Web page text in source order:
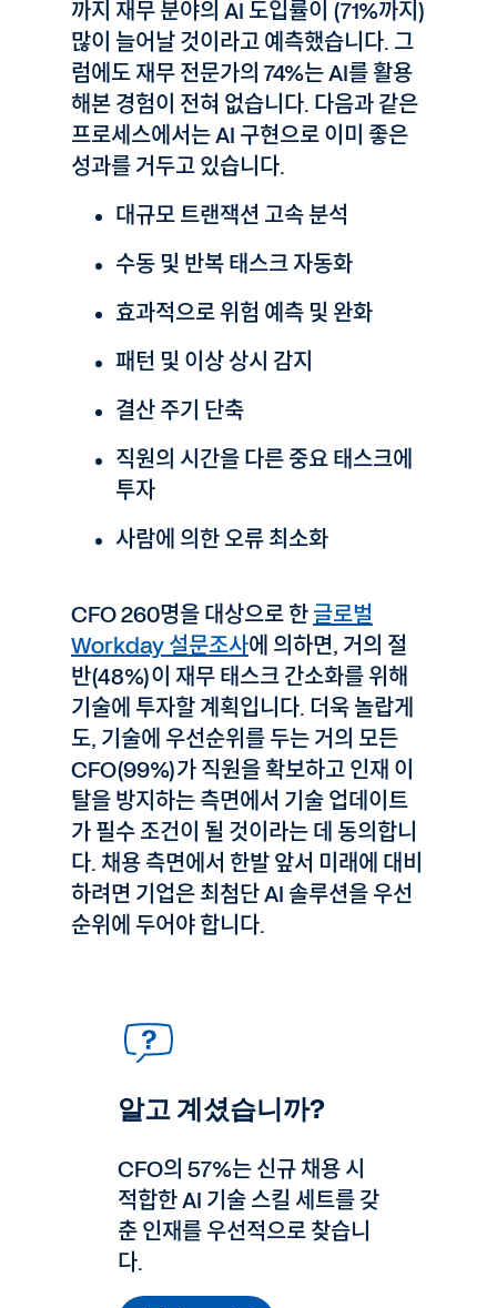
까지 재무 분야의 AI 도입률이 (71%까지)
많이 늘어날 것이라고 예측했습니다. 그
럼에도 재무 전문가의 74%는 AI를 활용
해본 경험이 전혀 없습니다. 다음과 같은
프로세스에서는 AI 구현으로 이미 좋은
성과를 거두고 있습니다.
대규모 트랜잭션 고속 분석
수동 및 반복 태스크 자동화
효과적으로 위험 예측 및 완화
패턴 및 이상 상시 감지
결산 주기 단축
직원의 시간을 다른 중요 태스크에
투자
사람에 의한 오류 최소화
CFO 260명을 대상으로 한글로벌
Workday 설문조사에 의하면, 거의 절
반(48%)이 재무 태스크 간소화를 위해
기술에 투자할 계획입니다. 더욱 놀랍게
도, 기술에 우선순위를 두는 거의 모든
CFO(99%)가 직원을 확보하고 인재 이
탈을 방지하는 측면에서 기술 업데이트
가 필수 조건이 될 것이라는 데 동의합니
다. 채용 측면에서 한발 앞서 미래에 대비
하려면 기업은 최첨단 AI 솔루션을 우선
순위에 두어야 합니다.
알고 계셨습니까?
CFO의 57%는 신규 채용 시
적합한 AI 기술 스킬 세트를 갖
춘 인재를 우선적으로 찾습니
다.